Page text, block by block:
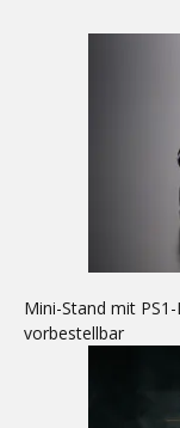
Mini-Stand mit
vorbestellbar